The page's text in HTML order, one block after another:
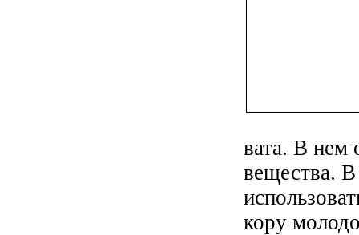
вата. В нем
вещества.
кору